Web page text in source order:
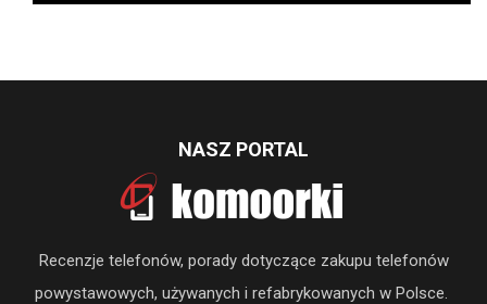
NASZ PORTAL
Recenzje telefonów, porady dotyczące zakupu telefonów
powystawowych, używanych i refabrykowanych w Polsce.